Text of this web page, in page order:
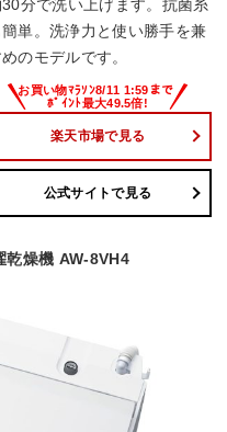
分で洗い上げます。抗菌糸
単。洗浄力と使い勝手を兼
のモデルです。
楽天市場で見る
公式サイトで見る
燥機 AW-8VH4